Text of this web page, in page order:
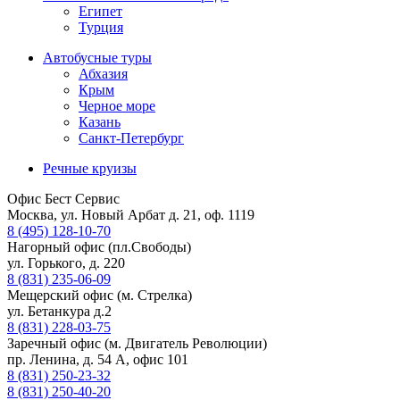
Египет
Турция
Автобусные туры
Абхазия
Крым
Черное море
Казань
Санкт-Петербург
Речные круизы
Офис Бест Сервис
Москва, ул. Новый Арбат д. 21, оф. 1119
8 (495) 128-10-70
Нагорный офис (пл.Свободы)
ул. Горького, д. 220
8 (831) 235-06-09
Мещерский офис (м. Стрелка)
ул. Бетанкура д.2
8 (831) 228-03-75
Заречный офис (м. Двигатель Революции)
пр. Ленина, д. 54 А, офис 101
8 (831) 250-23-32
8 (831) 250-40-20